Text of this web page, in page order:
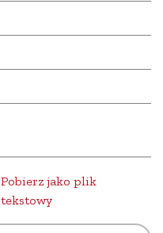
Pobierz jako plik
tekstowy